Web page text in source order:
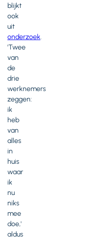
blijkt
ook
uit
onderzoek.
'Twee
van
de
drie
werknemers
zeggen:
ik
heb
van
alles
in
huis
waar
ik
nu
niks
mee
doe,'
aldus